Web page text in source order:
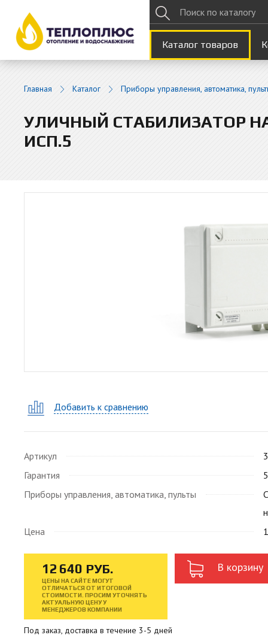
Каталог товаров
Главная Каталог Приборы управления, автоматика,
УЛИЧНЫЙ СТАБИЛИЗАТОР
ИСП.5
Добавить к сравнению
Артикул
Гарантия
Приборы управления, автоматика, пульты
Цена
12 640 РУБ.
ЦЕНЫ НА САЙТЕ МОГУТ
ОТЛИЧАТЬСЯ ОТ ИТОГОВОЙ
СТОИМОСТИ. ПРОСИМ УТОЧНЯТЬ
АКТУАЛЬНУЮ ЦЕНУ У
МЕНЕДЖЕРОВ КОМПАНИИ
Под заказ, доставка в течение 3-5 дней
В корзину